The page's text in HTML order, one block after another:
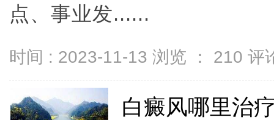
点、事业发......
时间 : 2023-11-13 浏览 ： 210 评
白癜风哪里治